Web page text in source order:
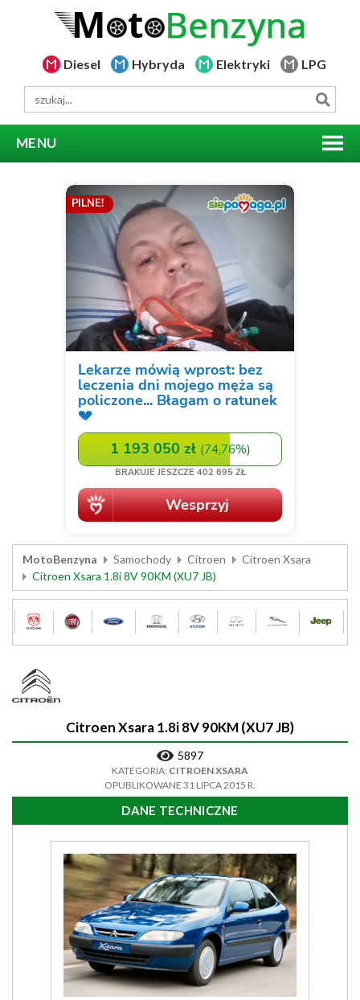
Diesel Hybryda Elektryki LPG
MENU
MotoBenzyna Samochody Citroen
Citroen Xsara
Citroen Xsara 1.8i 8V 90KM (XU7 JB)
Citroen Xsara 1.8i 8V 90KM (XU7 JB)
5897
KATEGORIA: CITROEN XSARA
OPUBLIKOWANE 31 LIPCA 2015 R.
DANE TECHNICZNE